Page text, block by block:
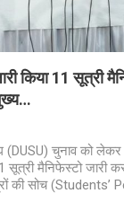
किया 11 सूत्री
(DUSU) चुनाव को लेकर
मैनिफेस्टो जारी
की सोच